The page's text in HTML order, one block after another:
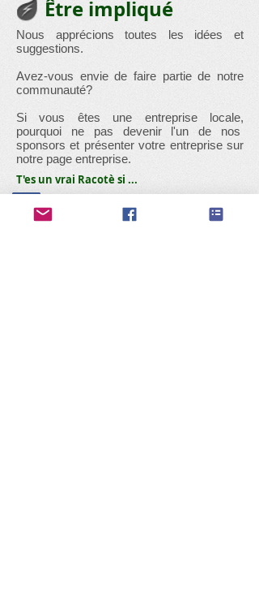
Être impliqué
Nous apprécions toutes les idées et
suggestions.
Avez-vous envie de faire partie de notre
communauté?
Si vous êtes une entreprise locale,
pourquoi ne pas devenir l'un de nos
sponsors et présenter votre entreprise sur
notre page entreprise.
T'es un vrai Racotè si ...